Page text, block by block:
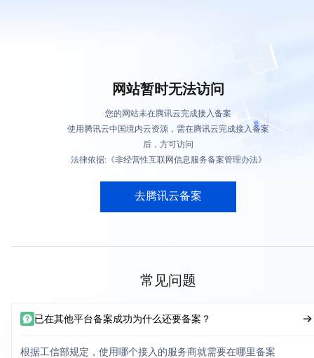
网站暂时无法访问
您的网站未在腾讯云完成接入备案
使用腾讯云中国境内云资源，需在腾讯云完成接入备案
后，方可访问
法律依据:《非经营性互联网信息服务备案管理办法》
去腾讯云备案
常见问题
已在其他平台备案成功为什么还要备案？
根据工信部规定，使用哪个接入的服务商就需要在哪里备案